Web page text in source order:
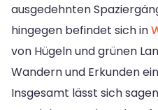
ausgedehnten
hingegen befindet sich in
von Hügeln und grünen
Wandern und Erkunden
Insgesamt lässt sich